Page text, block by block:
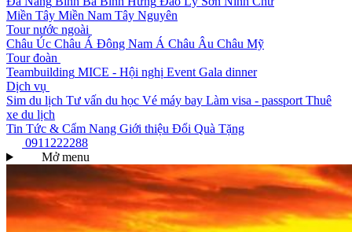
Miền Tây Miền Nam Tây Nguyên
Tour nước ngoài
Châu Úc Châu Á Đông Nam Á Châu Âu Châu Mỹ
Tour đoàn
Teambuilding MICE - Hội nghị Event Gala dinner
Dịch vụ
Sim du lịch Tư vấn du học Vé máy bay Làm visa - passport Thuê
xe du lịch
Tin Tức & Cẩm Nang Giới thiệu Đổi Quà Tặng
0911222288
Mở menu